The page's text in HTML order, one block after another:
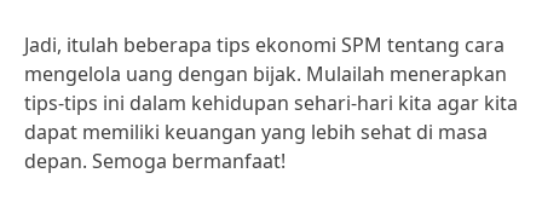
Jadi, itulah beberapa tips ekonomi SPM tentang cara
mengelola uang dengan bijak. Mulailah menerapkan
tips-tips ini dalam kehidupan sehari-hari kita agar kita
dapat memiliki keuangan yang lebih sehat di masa
depan. Semoga bermanfaat!